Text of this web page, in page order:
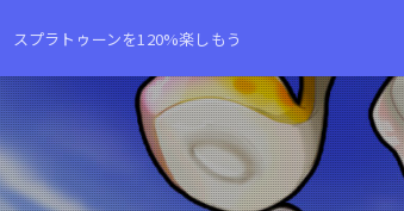
スプラトゥーンを120%楽しもう